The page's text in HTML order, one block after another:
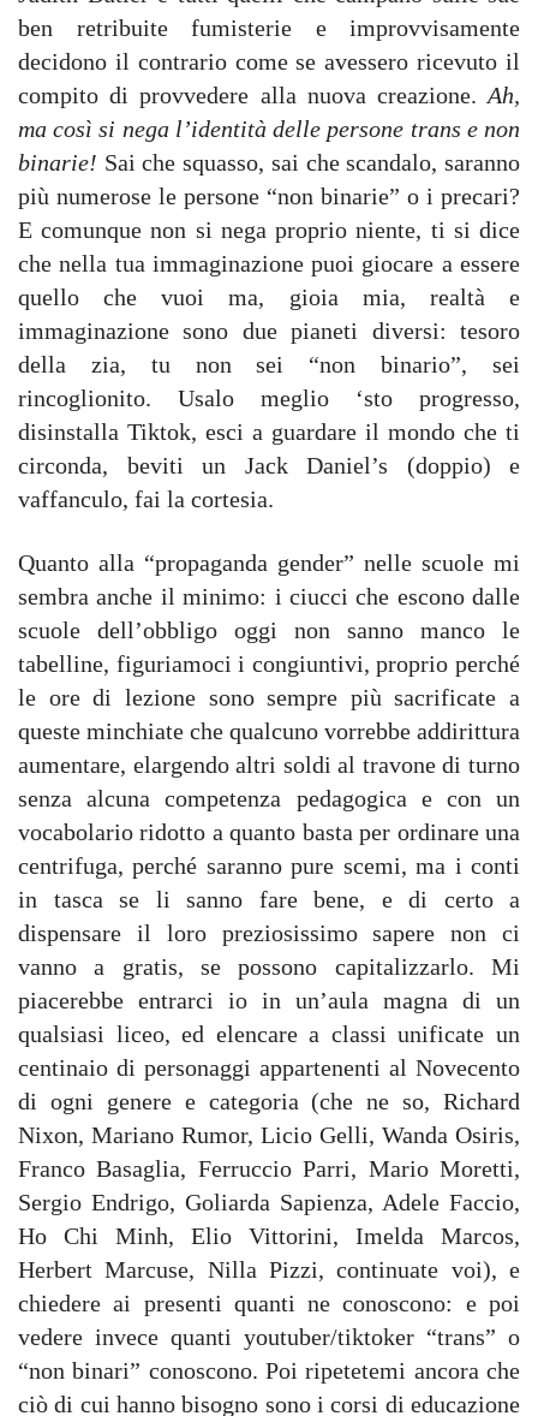
ben retribuite fumisterie e improvvisamente
decidono il contrario come se avessero ricevuto il
compito di provvedere alla nuova creazione. Ah,
ma così si nega l’identità delle persone trans e non
binarie! Sai che squasso, sai che scandalo, saranno
più numerose le persone “non binarie” o i precari?
E comunque non si nega proprio niente, ti si dice
che nella tua immaginazione puoi giocare a essere
quello che vuoi ma, gioia mia, realtà e
immaginazione sono due pianeti diversi: tesoro
della zia, tu non sei “non binario”, sei
rincoglionito. Usalo meglio ‘sto progresso,
disinstalla Tiktok, esci a guardare il mondo che ti
circonda, beviti un Jack Daniel’s (doppio) e
vaffanculo, fai la cortesia.
Quanto alla “propaganda gender” nelle scuole mi
sembra anche il minimo: i ciucci che escono dalle
scuole dell’obbligo oggi non sanno manco le
tabelline, figuriamoci i congiuntivi, proprio perché
le ore di lezione sono sempre più sacrificate a
queste minchiate che qualcuno vorrebbe addirittura
aumentare, elargendo altri soldi al travone di turno
senza alcuna competenza pedagogica e con un
vocabolario ridotto a quanto basta per ordinare una
centrifuga, perché saranno pure scemi, ma i conti
in tasca se li sanno fare bene, e di certo a
dispensare il loro preziosissimo sapere non ci
vanno a gratis, se possono capitalizzarlo. Mi
piacerebbe entrarci io in un’aula magna di un
qualsiasi liceo, ed elencare a classi unificate un
centinaio di personaggi appartenenti al Novecento
di ogni genere e categoria (che ne so, Richard
Nixon, Mariano Rumor, Licio Gelli, Wanda Osiris,
Franco Basaglia, Ferruccio Parri, Mario Moretti,
Sergio Endrigo, Goliarda Sapienza, Adele Faccio,
Ho Chi Minh, Elio Vittorini, Imelda Marcos,
Herbert Marcuse, Nilla Pizzi, continuate voi), e
chiedere ai presenti quanti ne conoscono: e poi
vedere invece quanti youtuber/tiktoker “trans” o
“non binari” conoscono. Poi ripetetemi ancora che
ciò di cui hanno bisogno sono i corsi di educazione